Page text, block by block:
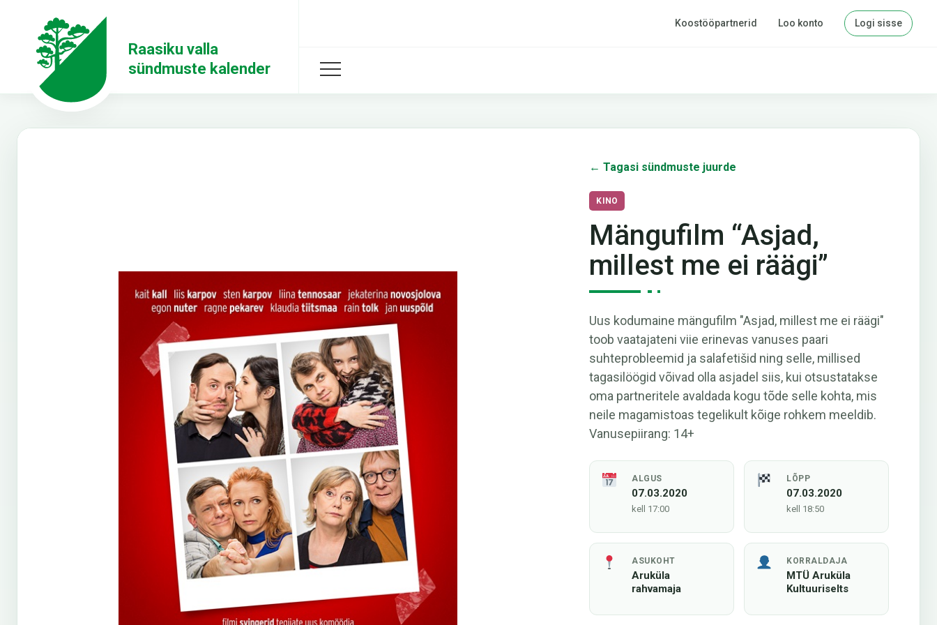
Raasiku valla
sündmuste kalender
Koostööpartnerid Loo konto Logi sisse
← Tagasi sündmuste juurde
KINO
Mängufilm “Asjad,
millest me ei räägi”
Uus kodumaine mängufilm "Asjad, millest me ei räägi"
toob vaatajateni viie erinevas vanuses paari
suhteprobleemid ja salafetišid ning selle, millised
tagasilöögid võivad olla asjadel siis, kui otsustatakse
oma partneritele avaldada kogu tõde selle kohta, mis
neile magamistoas tegelikult kõige rohkem meeldib.
Vanusepiirang: 14+
ALGUS
07.03.2020
kell 17:00
LÕPP
07.03.2020
kell 18:50
ASUKOHT
Aruküla
rahvamaja
KORRALDAJA
MTÜ Aruküla
Kultuuriselts